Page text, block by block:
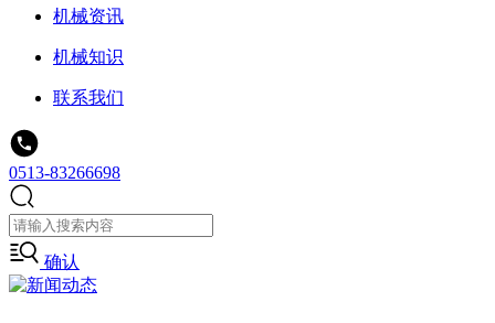
机械资讯
机械知识
联系我们
0513-83266698
确认